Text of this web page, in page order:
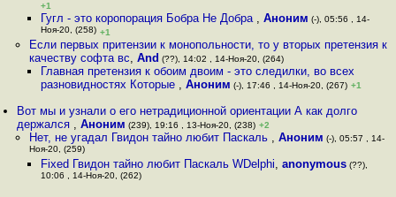
+1
Гугл - это коропорация Бобра Не Добра , Аноним (-), 05:56 , 14-
Ноя-20, (258) +1
Если первых притензии к монопольности, то у вторых претензия к
качеству софта вс, And (??), 14:02 , 14-Ноя-20, (264)
Главная претензия к обоим двоим - это следилки, во всех
разновидностях Которые , Аноним (-), 17:46 , 14-Ноя-20, (267) +1
Вот мы и узнали о его нетрадиционной ориентации А как долго
держался ,Аноним (239), 19:16 , 13-Ноя-20, (238) +2
Нет, не угадал Гвидон тайно любит Паскаль , Аноним (-), 05:57 , 14-
Ноя-20, (259)
Fixed Гвидон тайно любит Паскаль WDelphi, anonymous(??),
10:06 , 14-Ноя-20, (262)